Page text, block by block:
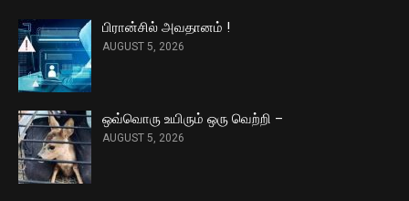
பிரான்சில் அவதானம் !
AUGUST 5, 2026
ஒவ்வொரு உயிரும் ஒரு வெற்றி –
AUGUST 5, 2026